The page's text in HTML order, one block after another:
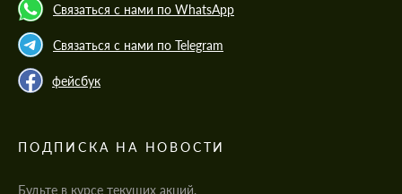
Связаться с нами по WhatsApp
Связаться с нами по Telegram
фейсбук
ПОДПИСКА НА НОВОСТИ
Будьте в курсе текущих акций,